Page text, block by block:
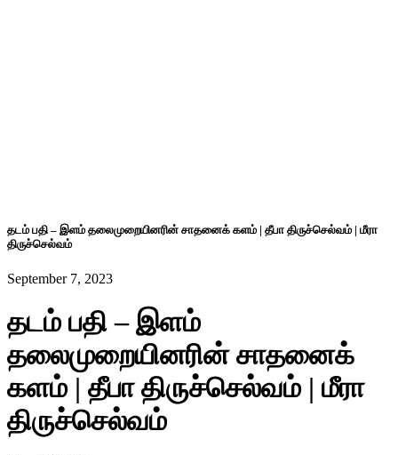
தடம் பதி – இளம் தலைமுறையினரின் சாதனைக் களம் | தீபா திருச்செல்வம் | மீரா
திருச்செல்வம்
September 7, 2023
தடம் பதி – இளம்
தலைமுறையினரின் சாதனைக்
களம் | தீபா திருச்செல்வம் | மீரா
திருச்செல்வம்